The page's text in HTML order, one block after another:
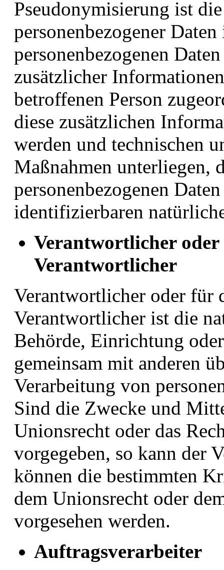
Pseudonymisierung ist
personenbezogener
personenbezogenen
zusätzlicher
betroffenen Person
diese zusätzlichen
werden und technischen
Maßnahmen unterliegen,
personenbezogenen
identifizierbaren
Verantwortlicher
Verantwortlicher
Verantwortlicher oder für
Verantwortlicher ist die
Behörde, Einrichtung
gemeinsam mit anderen
Verarbeitung von
Sind die Zwecke und
Unionsrecht oder das
vorgegeben, so kann der
können die bestimmten
dem Unionsrecht oder
vorgesehen werden.
Auftragsverarbeiter